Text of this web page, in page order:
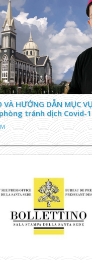
TAY TU SỬA NHÀ
AM
CHO ÔNG BÀ TỔ
ĐẤT THÁNH BÚNG
VÀ HƯỚNG DẪN MỤC
phòng tránh dịch Covid-